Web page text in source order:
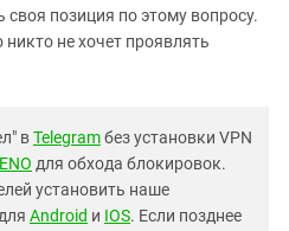
своя позиция по этому вопросу.
не хочет проявлять
вTelegramбез установки VPN
для обхода блокировок.
установить наше
Android и IOS. Если позднее